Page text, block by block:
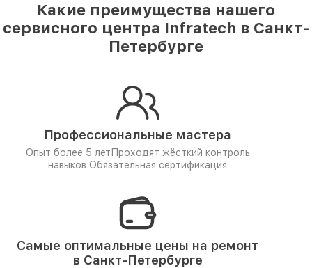
Какие преимущества нашего
сервисного центра Infratech в Санкт-
Петербурге
Профессиональные мастера
Опыт более 5 лет Проходят жёсткий контроль
навыков Обязательная сертификация
Самые оптимальные цены на ремонт
в Санкт-Петербурге